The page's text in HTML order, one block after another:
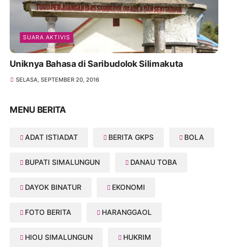
SUARA AKTIVIS
Uniknya Bahasa di Saribudolok Silimakuta
SELASA, SEPTEMBER 20, 2016
MENU BERITA
ADAT ISTIADAT BERITA GKPS BOLA
BUPATI SIMALUNGUN DANAU TOBA
DAYOK BINATUR EKONOMI
FOTO BERITA HARANGGAOL
HIOU SIMALUNGUN HUKRIM